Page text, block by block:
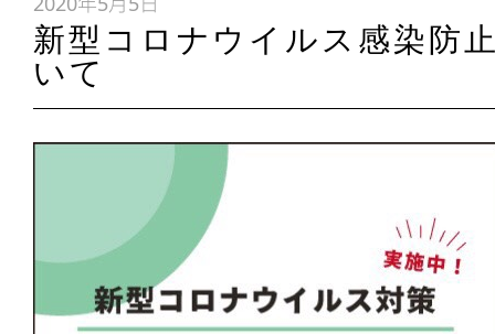
新型コロナウイルス感染防
いて